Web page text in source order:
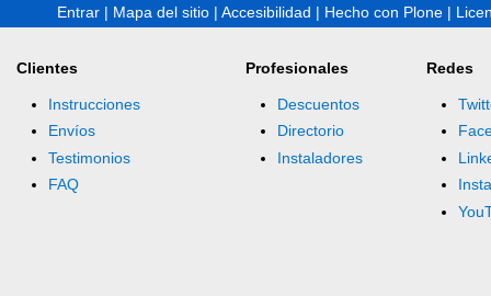
Entrar | Mapa del sitio | Accesibilidad | Hecho con Plone |
Clientes
Instrucciones
Envíos
Testimonios
FAQ
Profesionales
Descuentos
Directorio
Instaladores
Redes